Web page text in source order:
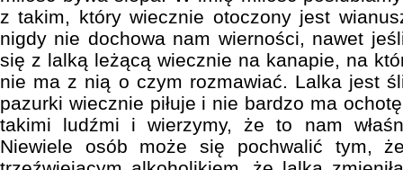
z takim, który wiecznie otoczony jest
nigdy nie dochowa nam wierności, nawet
się z lalką leżącą wiecznie na kanapie, na
nie ma z nią o czym rozmawiać. Lalka jest
pazurki wiecznie piłuje i nie bardzo ma
takimi ludźmi i wierzymy, że to nam
Niewiele osób może się pochwalić tym,